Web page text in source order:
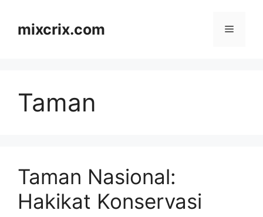
contentmixcrix.com Menu
Taman
Taman Nasional:
Hakikat Konservasi